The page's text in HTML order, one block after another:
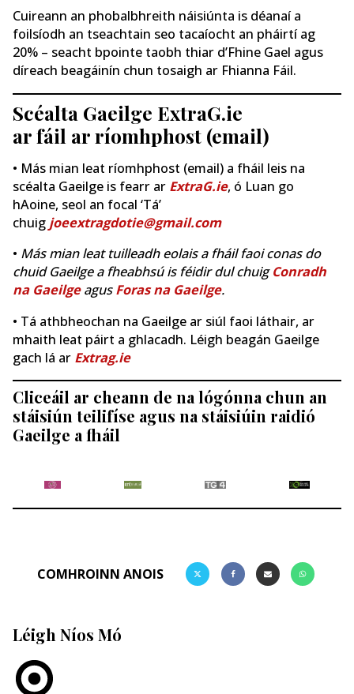
Cuireann an phobalbhreith náisiúnta is déanaí a
foilsíodh an tseachtain seo tacaíocht an pháirtí ag
20% ​​– seacht bpointe taobh thiar d’Fhine Gael agus
díreach beagáinín chun tosaigh ar Fhianna Fáil.
Scéalta Gaeilge ExtraG.ie
ar fáil ar ríomhphost (email)
• Más mian leat ríomhphost (email) a fháil leis na
scéalta Gaeilge is fearr ar ExtraG.ie, ó Luan go
hAoine, seol an focal ‘Tá’
chuig joeextragdotie@gmail.com
• Más mian leat tuilleadh eolais a fháil faoi conas do
chuid Gaeilge a fheabhsú is féidir dul chuigConradh
na GaeilgeagusForas na Gaeilge.
• Tá athbheochan na Gaeilge ar siúl faoi láthair, ar
mhaith leat páirt a ghlacadh. Léigh beagán Gaeilge
gach lá ar Extrag.ie
Cliceáil ar cheann de na lógónna chun an
stáisiún teilifíse agus na stáisiúin raidió
Gaeilge a fháil
COMHROINN ANOIS
Léigh Níos Mó